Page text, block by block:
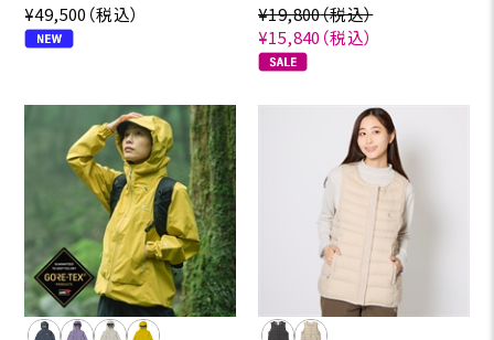
¥49,500 （税込） ¥19,800（税込）
¥15,840 （税込）